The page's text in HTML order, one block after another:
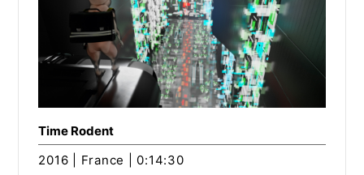
Time Rodent
2016 | France | 0:14:30